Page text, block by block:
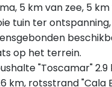
5 km van zee, 5
tuin ter ontspanning,
op het terrein.
"Toscamar" 2.9
km, rotsstrand "Cala